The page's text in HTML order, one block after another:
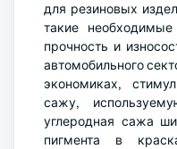
для резиновых
такие необходимые
прочность и
автомобильного
экономиках,
сажу,
углеродная сажа
пигмента в